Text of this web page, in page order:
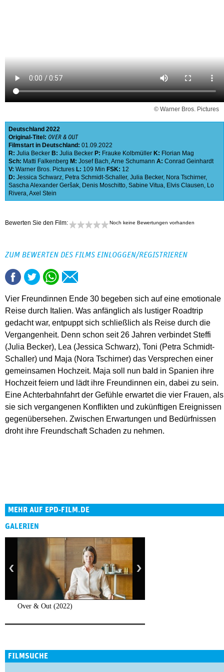
© Warner Bros. Pictures
Deutschland 2022
Original-Titel: OVER & OUT
Filmstart in Deutschland: 01.09.2022
R: Julia Becker B: Julia Becker P: Frauke Kolbmüller K: Florian Mag
Sch: Matti Falkenberg M: Josef Bach,Arne Schumann A: Conrad Geinhardt
V: Warner Bros. Pictures L: 109 Min FSK: 12
D: Jessica Schwarz, Petra Schmidt-Schaller, Julia Becker, Nora Tschirner,
Sascha Alexander Geršak, Denis Moschitto, Sabine Vitua, Elvis Clausen, Lo
Rivera,Axel Stein
Bewerten Sie den Film: Noch keine Bewertungen vorhanden
ZUM BEWERTEN DES FILMS EINLOGGEN/REGISTRIEREN
Vier Freundinnen Ende 30 begeben sich auf eine emotionale
Reise durch Italien. Was anfänglich als lustiger Roadtrip
gedacht war, entpuppt sich schließlich als Reise durch die
Vergangenheit. Denn schon seit 26 Jahren verbindet Steffi
(Julia Becker), Lea (Jessica Schwarz), Toni (Petra Schmidt-
Schaller) und Maja (Nora Tschirner) das Versprechen einer
gemeinsamen Hochzeit. Maja soll nun bald in Spanien ihre
Hochzeit feiern und lädt ihre Freundinnen ein, dabei zu sein.
Eine Achterbahnfahrt der Gefühle erwartet die vier Frauen, als
sie sich vergangenen Konflikten und zukünftigen Ereignissen
gegenübersehen. Zwischen Erwartungen und Bedürfnissen
droht ihre Freundschaft Schaden zu nehmen.
MEHR AUF EPD-FILM.DE
GALERIEN
Over & Out (2022)
FILMSUCHE